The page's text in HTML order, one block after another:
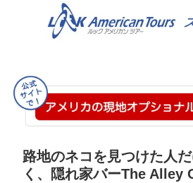
路地のネコを見つけた人
く、隠れ家バーThe Alley